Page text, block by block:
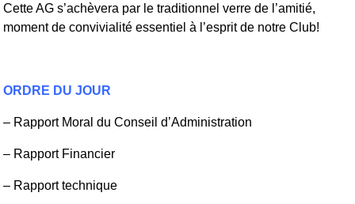
Cette AG s’achèvera par le traditionnel verre de l’amitié,
moment de convivialité essentiel à l’esprit de notre Club!
ORDRE DU JOUR
– Rapport Moral du Conseil d’Administration
– Rapport Financier
– Rapport technique